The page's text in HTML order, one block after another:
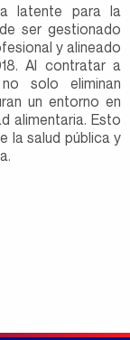
latente para la
ser gestionado
y alineado
Al contratar a
solo eliminan
un entorno en
alimentaria. Esto
la salud pública y